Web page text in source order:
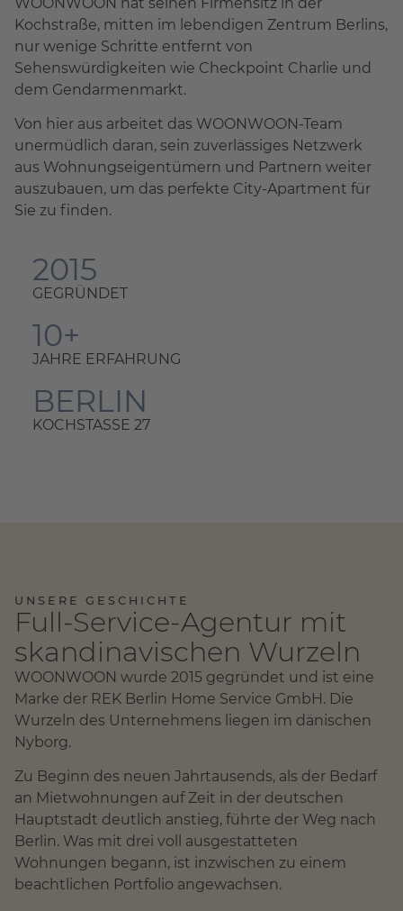
Kochstraße, mitten im lebendigen Zentrum Berlins,
nur wenige Schritte entfernt von
Sehenswürdigkeiten wie Checkpoint Charlie und
dem Gendarmenmarkt.
Von hier aus arbeitet das WOONWOON-Team
unermüdlich daran, sein zuverlässiges Netzwerk
aus Wohnungseigentümern und Partnern weiter
auszubauen, um das perfekte City-Apartment für
Sie zu finden.
2015
GEGRÜNDET
10+
JAHRE ERFAHRUNG
BERLIN
KOCHSTASSE 27
UNSERE GESCHICHTE
Full-Service-Agentur mit
skandinavischen Wurzeln
WOONWOON wurde 2015 gegründet und ist eine
Marke der REK Berlin Home Service GmbH. Die
Wurzeln des Unternehmens liegen im dänischen
Nyborg.
Zu Beginn des neuen Jahrtausends, als der Bedarf
an Mietwohnungen auf Zeit in der deutschen
Hauptstadt deutlich anstieg, führte der Weg nach
Berlin. Was mit drei voll ausgestatteten
Wohnungen begann, ist inzwischen zu einem
beachtlichen Portfolio angewachsen.